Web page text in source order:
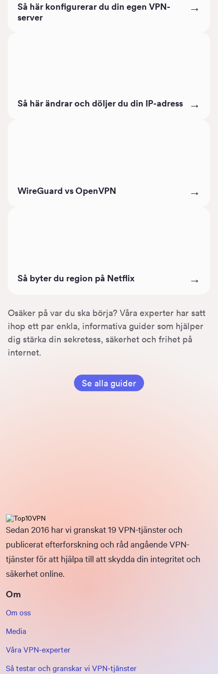
Så här konfigurerar du din egen VPN-
server
→
Så här ändrar och döljer du din IP-adress →
WireGuard vs OpenVPN →
Så byter du region på Netflix →
Osäker på var du ska börja? Våra experter har satt
ihop ett par enkla, informativa guider som hjälper
dig stärka din sekretess, säkerhet och frihet på
internet.
Se alla guider
Sedan 2016 har vi granskat 19 VPN-tjänster och
publicerat efterforskning och råd angående VPN-
tjänster för att hjälpa till att skydda din integritet och
säkerhet online.
Om
Om oss
Media
Våra VPN-experter
Så testar och granskar vi VPN-tjänster